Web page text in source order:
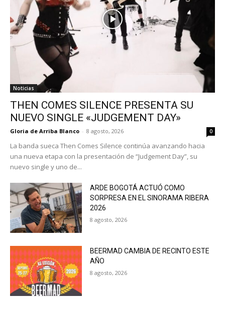
Noticias
THEN COMES SILENCE PRESENTA SU
NUEVO SINGLE «JUDGEMENT DAY»
Gloria de Arriba Blanco - 8 agosto, 2026 0
La banda sueca Then Comes Silence continúa avanzando hacia
una nueva etapa con la presentación de “Judgement Day”, su
nuevo single y uno de...
ARDE BOGOTÁ ACTUÓ COMO
SORPRESA EN EL SINORAMA RIBERA
2026
8 agosto, 2026
BEERMAD CAMBIA DE RECINTO ESTE
AÑO
8 agosto, 2026